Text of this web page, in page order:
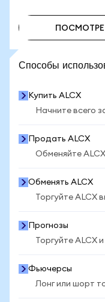
Способы
Купить ALCX
Начните всего
Продать ALCX
Обменяйте
Обменять ALCX
Торгуйте ALCX
Прогнозы
Торгуйте ALCX
Фьючерсы
Лонг или шорт